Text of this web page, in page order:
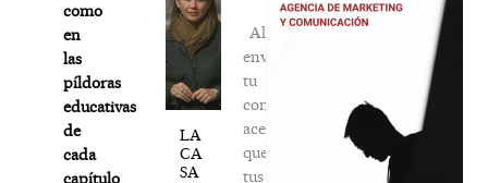
como
en
las
píldoras
educativas
de
cada
capítulo
LA
CA
SA
Al
enviar
tu
comentario,
aceptas
que
tus